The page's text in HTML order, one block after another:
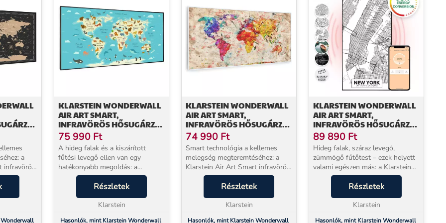
a
infravörös
KLARSTEIN WONDERWALL
AIR ART SMART,
INFRAVÖRÖS HŐSUGÁRZÓ,
120 X 60 CM, 700 W, TÉRKÉP
ÁLLATOKKAL
75 990 Ft
A hideg falak és a kiszárított
fűtési levegő ellen van egy
hatékonyabb megoldás: a
Klarstein Wonderwall Air Art
Smart 700W infravörös
hősugárzó panel közvetlenül
felmelegíti a felületeket és az
Részletek
Klarstein
Hasonlók, mint Klarstein Wonderwall
KLARSTEIN WONDERWALL
AIR ART SMART,
INFRAVÖRÖS HŐSUGÁRZÓ,
120 X 60 CM, 700 W, SZÍNES
TÉRKÉP
74 990 Ft
Smart technológia a kellemes
melegség megteremtéséhez: a
Klarstein Air Art Smart infravörös
fűtőtest nagyon hatékonyan és
helytakarékosan hoz meleget
bármely helyiségbe, ugyanakkor
nyomott grafikai f...
Részletek
Klarstein
Hasonlók, mint Klarstein Wonderwall
KLARSTEIN WONDERWALL
AIR ART SMART,
INFRAVÖRÖS HŐSUGÁRZÓ,
60 X 120 CM, 700 W, NEW
YORK TÉRKÉPE
89 890 Ft
Hideg falak, száraz levegő,
zümmögő fűtőtest – ezek helyett
valami egészen más: a Klarstein
Wonderwall Air Art Smart 700W
infravörös sugárzással melegíti fel
a helyiséget, csendben, légáramlat
Részletek
Klarstein
Hasonlók, mint Klarstein Wonderwall